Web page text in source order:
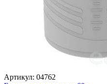
Артикул: 04762